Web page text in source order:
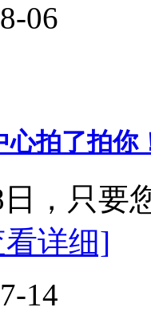
06
心拍了拍你
，只要
详细]
14